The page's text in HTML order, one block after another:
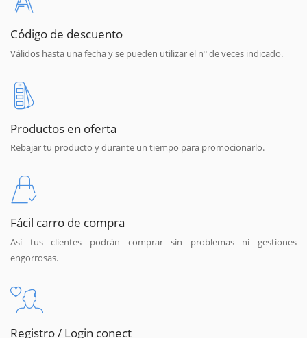
Código de descuento
Válidos hasta una fecha y se pueden utilizar el nº de veces indicado.
Productos en oferta
Rebajar tu producto y durante un tiempo para promocionarlo.
Fácil carro de compra
Así tus clientes podrán comprar sin problemas ni gestiones
engorrosas.
Registro / Login conect